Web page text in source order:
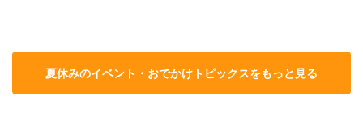
夏休みのイベント・おでかけトピックスをもっと見る